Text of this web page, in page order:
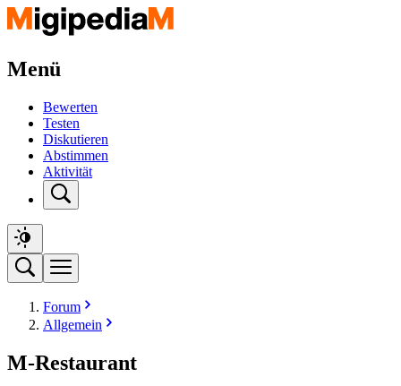
Menü
Bewerten
Testen
Diskutieren
Abstimmen
Aktivität
Forum
Allgemein
M-Restaurant